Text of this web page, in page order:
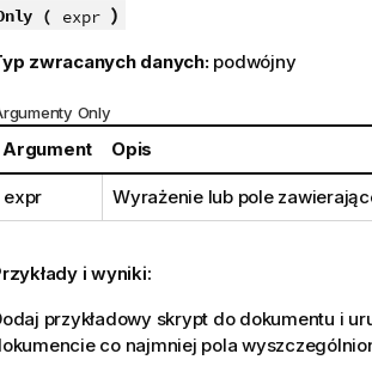
( expr )
zwracanych danych: podwójny
Only
Argument Opis
expr Wyrażenie lub pole
i wyniki:
przykładowy skrypt do dokumentu i
co najmniej pola